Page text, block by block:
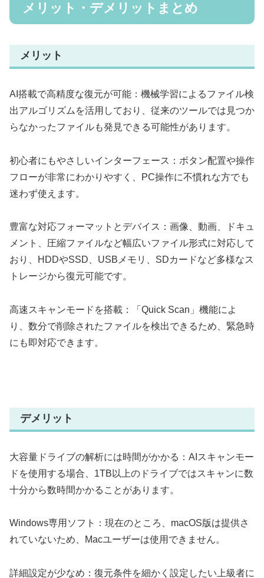
メリット・デメリットまとめ
メリット
AI搭載で高精度な復元が可能：機械学習によるファイル検
出アルゴリズムを活用しており、従来のツールでは見つか
らなかったファイルも発見できる可能性があります。
初心者にもやさしいインターフェース：ボタン配置や操作
フローが非常にわかりやすく、PC操作に不慣れな方でも
迷わず使えます。
豊富な対応フォーマットとデバイス：画像、動画、ドキュ
メント、圧縮ファイルなど幅広いファイル形式に対応して
おり、HDDやSSD、USBメモリ、SDカードなど多様なス
トレージから復元可能です。
高速スキャンモードを搭載：「Quick Scan」機能によ
り、数分で削除されたファイルを検出できるため、緊急時
にも即対応できます。
デメリット
大容量ドライブの解析には時間がかかる：AIスキャンモー
ドを使用する場合、1TB以上のドライブではスキャンに数
十分から数時間かかることがあります。
Windows専用ソフト：現在のところ、macOS版は提供さ
れていないため、Macユーザーは使用できません。
詳細設定が少なめ：復元条件を細かく設定したい上級者に